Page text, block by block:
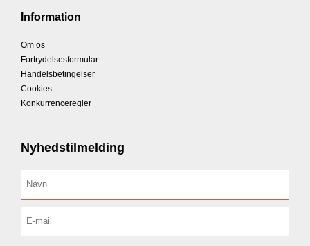
Information
Om os
Fortrydelsesformular
Handelsbetingelser
Cookies
Konkurrenceregler
Nyhedstilmelding